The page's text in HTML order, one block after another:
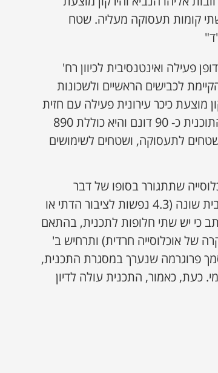
קומות תעסוקה מעליה. שטח
פעילה ואינטנסיבית לכיוון רח'
הנביא והוספת חיבורים בין שכונה ה' 1 הקיימת לכבישים הראשיים ולשכונות
מוצעת כיכר עירונית פעילה עם חזית
ומסחרית ושתי קומות תעסוקה מעליה. שטח התוכנית כ- 90 דונם והיא כוללת 890
למסחר, שטחים לתעסוקה, ושטחים לשימושים
שתתגורר בסופו של דבר
בשכונה – דתי או חרדי, וזאת בגלל גודל משק בית שונה (4.3 נפשות לציבור הדתי או
כי יש שתי חלופות לתכנית, בהתאם
תרחיש א' ל-700 יח"ד (במקרה של אוכלוסייה חרדית) ותרחיש ב'
מסמך פרוגרמה שנערך במסגרת התכנית,
כעת, כאמור, התכנית עולה לדיון